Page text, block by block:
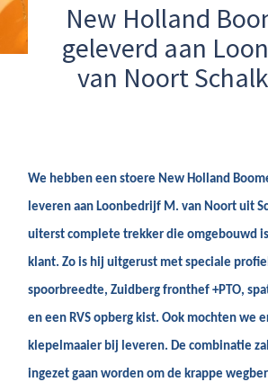
New Holland
geleverd aan
van Noort
We hebben een stoere New Holland
leveren aan Loonbedrijf M. van Noort uit
uiterst complete trekker die omgebouwd
klant. Zo is hij uitgerust met speciale
spoorbreedte, Zuidberg fronthef +PTO,
en een RVS opberg kist. Ook mochten we
klepelmaaier bij leveren. De combinatie
ingezet gaan worden om de krappe